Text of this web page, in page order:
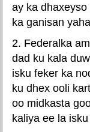
ay ka
ka ganisan
2. Federalka
dad ku kala
isku feker ka
ku dhex ooli
oo midkasta
kaliya ee la